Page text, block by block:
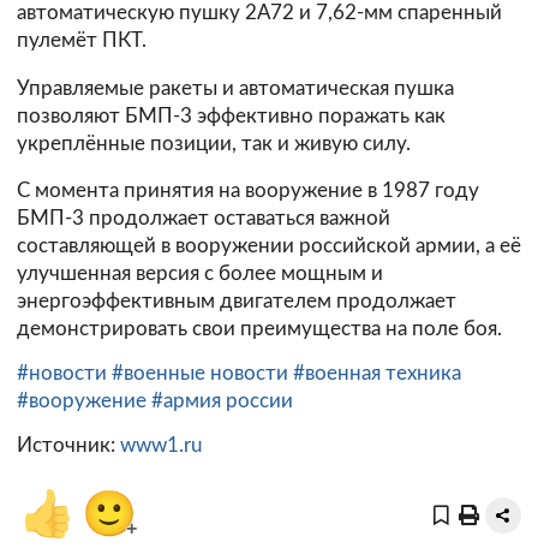
автоматическую пушку 2А72 и 7,62-мм спаренный
пулемёт ПКТ.
Управляемые ракеты и автоматическая пушка
позволяют БМП-3 эффективно поражать как
укреплённые позиции, так и живую силу.
С момента принятия на вооружение в 1987 году
БМП-3 продолжает оставаться важной
составляющей в вооружении российской армии, а её
улучшенная версия с более мощным и
энергоэффективным двигателем продолжает
демонстрировать свои преимущества на поле боя.
#новости #военные новости #военная техника
#вооружение #армия россии
Источник: www1.ru
👍 🙂+